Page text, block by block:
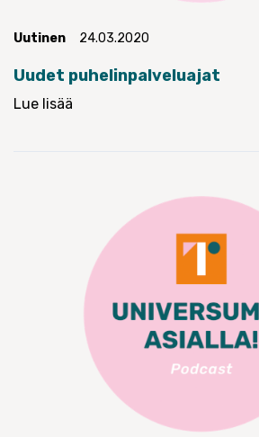
Uutinen 24.03.2020
Uudet puhelinpalveluajat
Lue lisää